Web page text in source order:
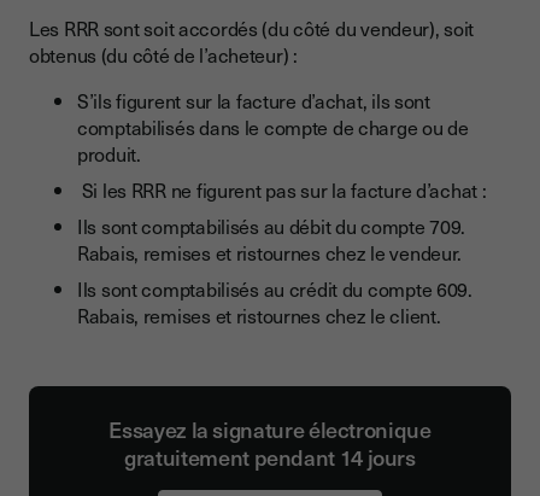
Les RRR sont soit accordés (du côté du vendeur), soit
obtenus (du côté de l’acheteur) :
S’ils figurent sur la facture d’achat, ils sont
comptabilisés dans le compte de charge ou de
produit.
Si les RRR ne figurent pas sur la facture d’achat :
Ils sont comptabilisés au débit du compte 709.
Rabais, remises et ristournes chez le vendeur.
Ils sont comptabilisés au crédit du compte 609.
Rabais, remises et ristournes chez le client.
Essayez la signature électronique
gratuitement pendant 14 jours